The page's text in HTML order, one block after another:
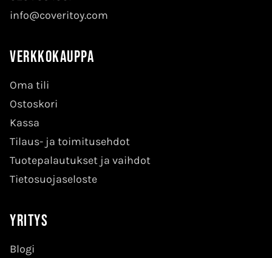
info@coveritoy.com
Verkkokauppa
Oma tili
Ostoskori
Kassa
Tilaus- ja toimitusehdot
Tuotepalautukset ja vaihdot
Tietosuojaseloste
Yritys
Blogi